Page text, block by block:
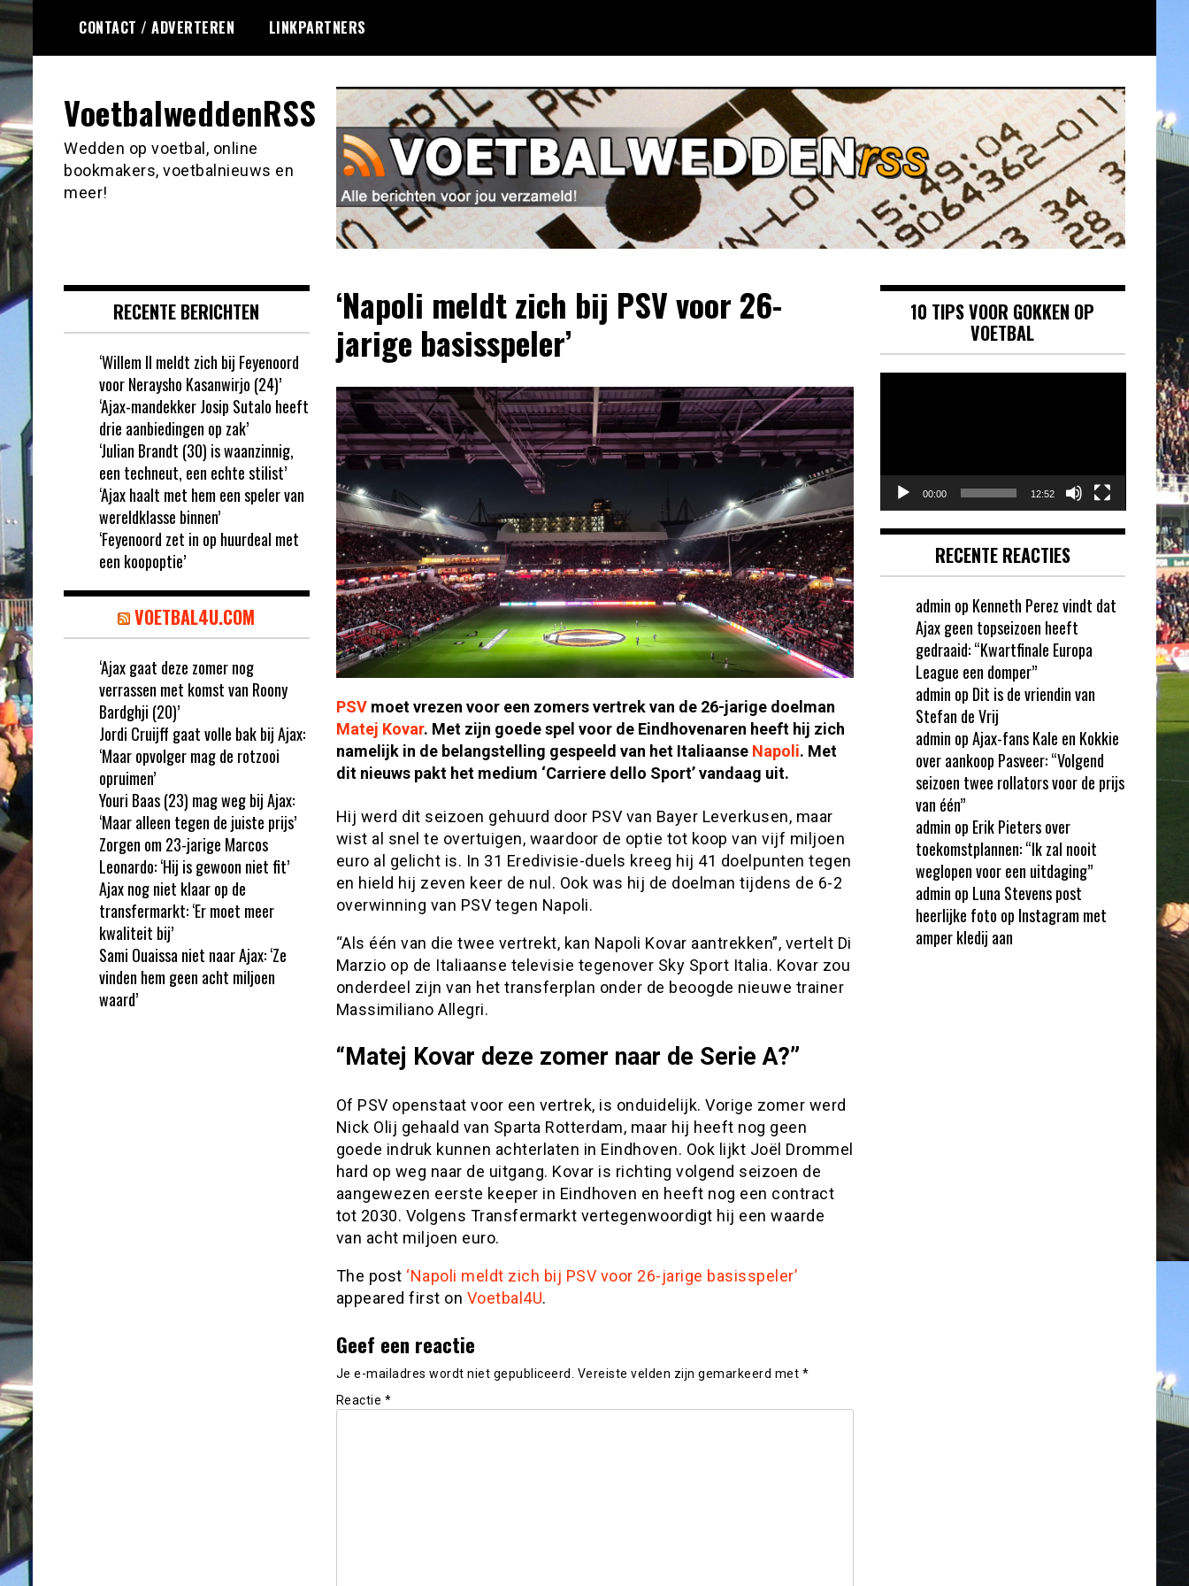
Ga
naar
de
inhoud
CONTACT / ADVERTEREN LINKPARTNERS
VoetbalweddenRSS
Wedden op voetbal, online
bookmakers, voetbalnieuws en
meer!
‘Napoli meldt zich bij PSV voor 26-
jarige basisspeler’
PSVmoet vrezen voor een zomers vertrek van de 26-jarige doelman
Matej Kovar. Met zijn goede spel voor de Eindhovenaren heeft hij zich
namelijk in de belangstelling gespeeld van het Italiaanse Napoli. Met
dit nieuws pakt het medium ‘Carriere dello Sport’ vandaag uit.
Hij werd dit seizoen gehuurd door PSV van Bayer Leverkusen, maar
wist al snel te overtuigen, waardoor de optie tot koop van vijf miljoen
euro al gelicht is. In 31 Eredivisie-duels kreeg hij 41 doelpunten tegen
en hield hij zeven keer de nul. Ook was hij de doelman tijdens de 6-2
overwinning van PSV tegen Napoli.
“Als één van die twee vertrekt, kan Napoli Kovar aantrekken”, vertelt Di
Marzio op de Italiaanse televisie tegenover Sky Sport Italia. Kovar zou
onderdeel zijn van het transferplan onder de beoogde nieuwe trainer
Massimiliano Allegri.
“Matej Kovar deze zomer naar de Serie A?”
Of PSV openstaat voor een vertrek, is onduidelijk. Vorige zomer werd
Nick Olij gehaald van Sparta Rotterdam, maar hij heeft nog geen
goede indruk kunnen achterlaten in Eindhoven. Ook lijkt Joël Drommel
hard op weg naar de uitgang. Kovar is richting volgend seizoen de
aangewezen eerste keeper in Eindhoven en heeft nog een contract
tot 2030. Volgens Transfermarkt vertegenwoordigt hij een waarde
van acht miljoen euro.
The post ‘Napoli meldt zich bij PSV voor 26-jarige basisspeler’
appeared first on Voetbal4U.
Geef een reactie
Je e-mailadres wordt niet gepubliceerd. Vereiste velden zijn gemarkeerd met *
Reactie *
RECENTE BERICHTEN
‘Willem II meldt zich bij Feyenoord
voor Neraysho Kasanwirjo (24)’
‘Ajax-mandekker Josip Sutalo heeft
drie aanbiedingen op zak’
‘Julian Brandt (30) is waanzinnig,
een techneut, een echte stilist’
‘Ajax haalt met hem een speler van
wereldklasse binnen’
‘Feyenoord zet in op huurdeal met
een koopoptie’
VOETBAL4U.COM
‘Ajax gaat deze zomer nog
verrassen met komst van Roony
Bardghji (20)’
Jordi Cruijff gaat volle bak bij Ajax:
‘Maar opvolger mag de rotzooi
opruimen’
Youri Baas (23) mag weg bij Ajax:
‘Maar alleen tegen de juiste prijs’
Zorgen om 23-jarige Marcos
Leonardo: ‘Hij is gewoon niet fit’
Ajax nog niet klaar op de
transfermarkt: ‘Er moet meer
kwaliteit bij’
Sami Ouaissa niet naar Ajax: ‘Ze
vinden hem geen acht miljoen
waard’
10 TIPS VOOR GOKKEN OP
VOETBAL
00:00 12:52
RECENTE REACTIES
admin op Kenneth Perez vindt dat
Ajax geen topseizoen heeft
gedraaid: “Kwartfinale Europa
League een domper”
admin op Dit is de vriendin van
Stefan de Vrij
admin opAjax-fans Kale en Kokkie
over aankoop Pasveer: “Volgend
seizoen twee rollators voor de prijs
van één”
admin op Erik Pieters over
toekomstplannen: “Ik zal nooit
weglopen voor een uitdaging”
admin op Luna Stevens post
heerlijke foto op Instagram met
amper kledij aan